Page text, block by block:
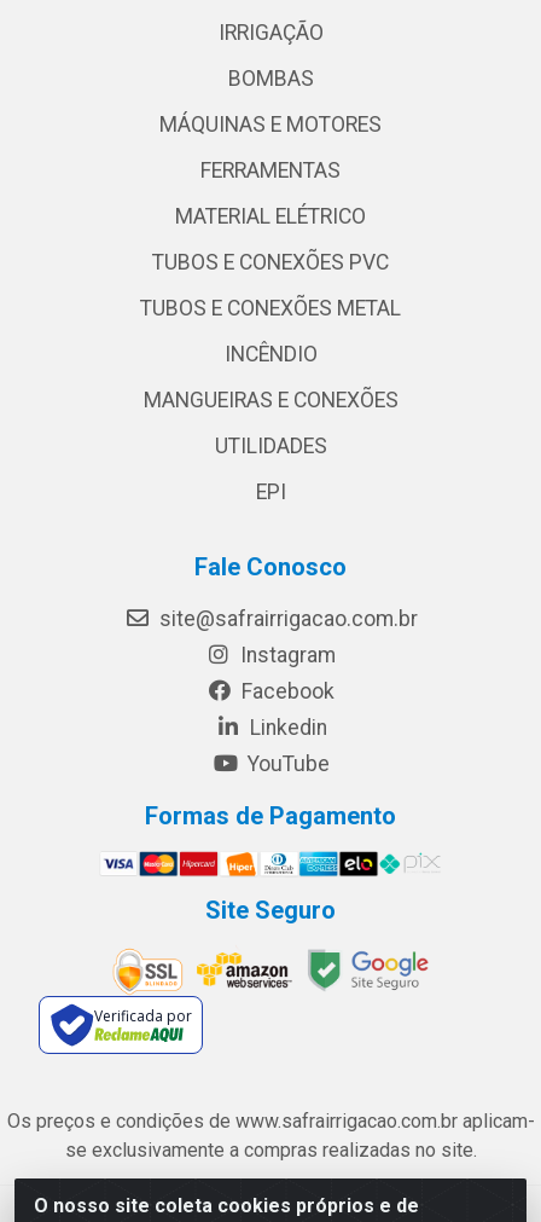
O nosso site coleta cookies próprios e de
IRRIGAÇÃO
BOMBAS
MÁQUINAS E MOTORES
FERRAMENTAS
MATERIAL ELÉTRICO
TUBOS E CONEXÕES PVC
TUBOS E CONEXÕES METAL
INCÊNDIO
MANGUEIRAS E CONEXÕES
UTILIDADES
EPI
Fale Conosco
site@safrairrigacao.com.br
Instagram
Facebook
Linkedin
YouTube
Formas de Pagamento
Site Seguro
Verificada por
Os preços e condições de www.safrairrigacao.com.br aplicam-
se exclusivamente a compras realizadas no site.